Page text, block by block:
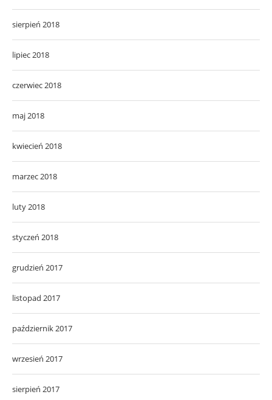
sierpień 2018
lipiec 2018
czerwiec 2018
maj 2018
kwiecień 2018
marzec 2018
luty 2018
styczeń 2018
grudzień 2017
listopad 2017
październik 2017
wrzesień 2017
sierpień 2017